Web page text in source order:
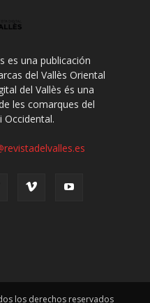
es una publicación
del Vallès Oriental
del Vallès és una
les comarques del
Occidental.
los derechos reservados